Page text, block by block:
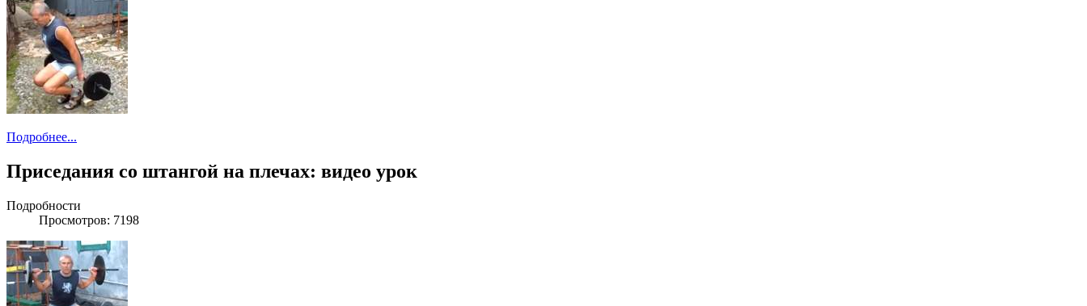
Подробнее...
Приседания со штангой на плечах: видео урок
Подробности
Просмотров: 7198